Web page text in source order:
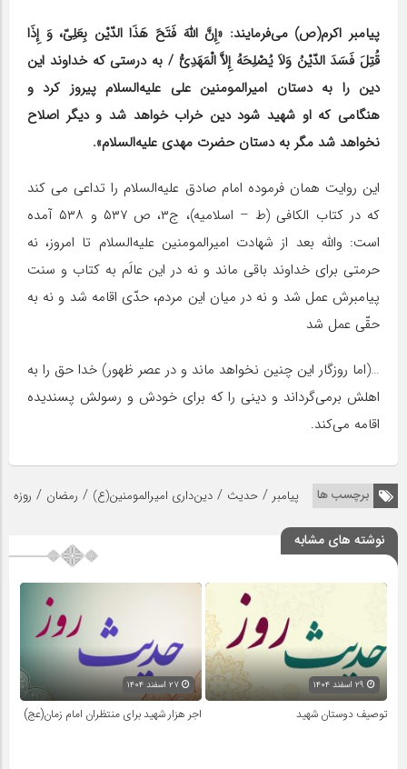
پیامبر اکرم(ص) می‌فرمایند: «إِنَّ اللهَ فَتَحَ هَذَا الدّیْن بِعَلِیّ، وَ إِذَا
قُتِلَ فَسَدَ الدّیْنُ وَلاَ یُصْلِحَهُ إِلاَّ الْمَهَدِیُّ / به درستی که خداوند این
دین را به دستان امیرالمومنین علی علیه‌السلام پیروز کرد و
هنگامی که او شهید شود دین خراب خواهد شد و دیگر اصلاح
نخواهد شد مگر به دستان حضرت مهدی علیه‌السلام».
این روایت همان فرموده امام صادق علیه‌السلام را تداعی می کند
که در کتاب الکافی (ط – اسلامیه)، ج۳، ص ۵۳۷ و ۵۳۸ آمده
است: والله بعد از شهادت امیرالمومنین علیه‌السلام تا امروز، نه
حرمتی برای خداوند باقی ماند و نه در این عالَم به کتاب و سنت
پیامبرش عمل شد و نه در میان این مردم، حدّی اقامه شد و نه به
حقّی عمل شد
…(اما روزگار این چنین نخواهد ماند و در عصر ظهور) خدا حق را به
اهلش برمی‌گرداند و دینی را که برای خودش و رسولش پسندیده
اقامه می‌کند.
برچسب ها پیامبر / حدیث / دین‌داری امیرالمومنین(ع) / رمضان / روزه
نوشته های مشابه
توصیف دوستان شهید اجر هزار شهید برای منتظران امام زمان(عج)